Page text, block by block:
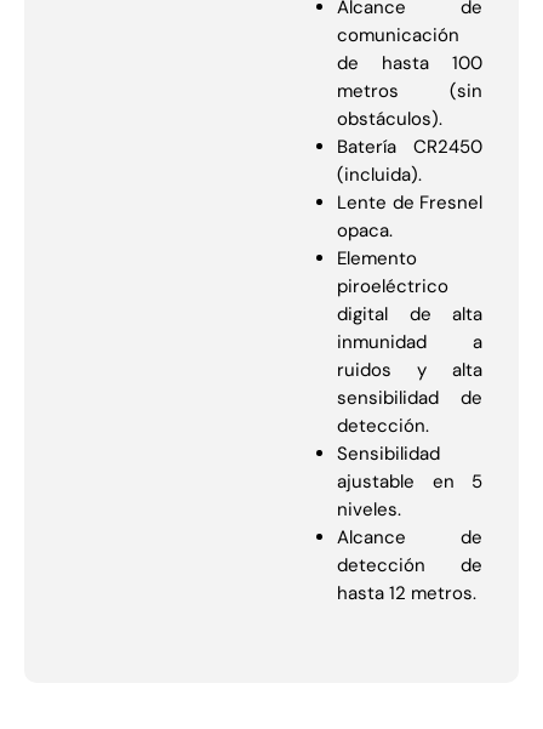
Alcance de
comunicación
de hasta 100
metros (sin
obstáculos).
Batería CR2450
(incluida).
Lente de Fresnel
opaca.
Elemento
piroeléctrico
digital de alta
inmunidad a
ruidos y alta
sensibilidad de
detección.
Sensibilidad
ajustable en 5
niveles.
Alcance de
detección de
hasta 12 metros.